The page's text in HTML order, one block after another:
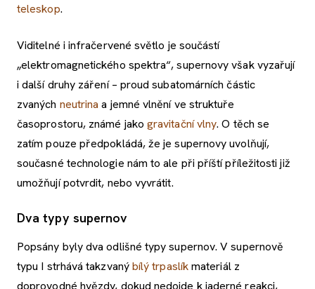
teleskop.
Viditelné i infračervené světlo je součástí
„elektromagnetického spektra“, supernovy však vyzařují
i další druhy záření – proud subatomárních částic
zvaných neutrina a jemné vlnění ve struktuře
časoprostoru, známé jakogravitační vlny. O těch se
zatím pouze předpokládá, že je supernovy uvolňují,
současné technologie nám to ale při příští příležitosti již
umožňují potvrdit, nebo vyvrátit.
Dva typy supernov
Popsány byly dva odlišné typy supernov. V supernově
typu I strhává takzvanýbílý trpaslíkmateriál z
doprovodné hvězdy, dokud nedojde k jaderné reakci,